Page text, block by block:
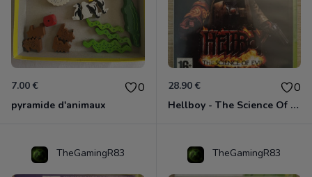
7.00 € 0
pyramide d'animaux
28.90 € 0
Hellboy - The Science Of Evil Xbox 360
TheGamingR83 TheGamingR83